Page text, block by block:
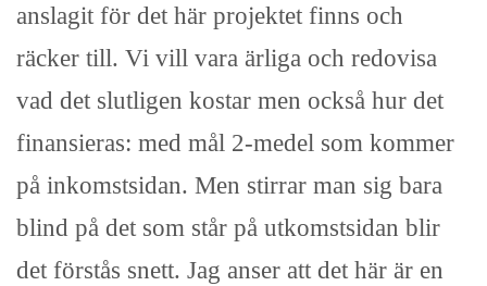
anslagit för det här projektet finns och
räcker till. Vi vill vara ärliga och redovisa
vad det slutligen kostar men också hur det
finansieras: med mål 2-medel som kommer
på inkomstsidan. Men stirrar man sig bara
blind på det som står på utkomstsidan blir
det förstås snett. Jag anser att det här är en